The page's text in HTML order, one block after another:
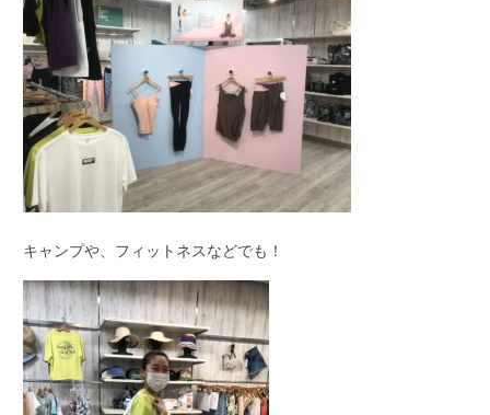
キャンプや、フィットネスなどでも！